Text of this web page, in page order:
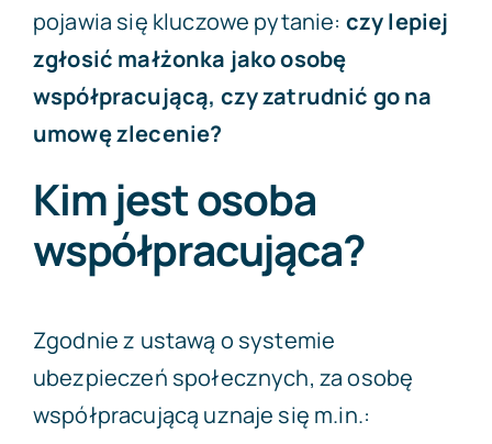
pojawia się kluczowe pytanie: czy lepiej
zgłosić małżonka jako osobę
współpracującą, czy zatrudnić go na
umowę zlecenie?
Kim jest osoba
współpracująca?
Zgodnie z ustawą o systemie
ubezpieczeń społecznych, za osobę
współpracującą uznaje się m.in.: